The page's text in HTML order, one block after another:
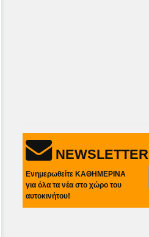
NEWSLETTER
Ενημερωθείτε ΚΑΘΗΜΕΡΙΝΑ
για όλα τα νέα στο χώρο του
αυτοκινήτου!